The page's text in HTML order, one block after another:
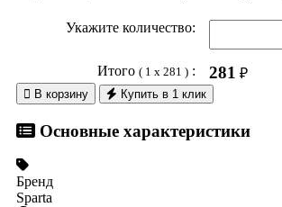
Укажите количество:
Итого ( 1 x 281 ): 281 ₽
 В корзину Купить в 1 клик
Основные характеристики
Бренд
Sparta